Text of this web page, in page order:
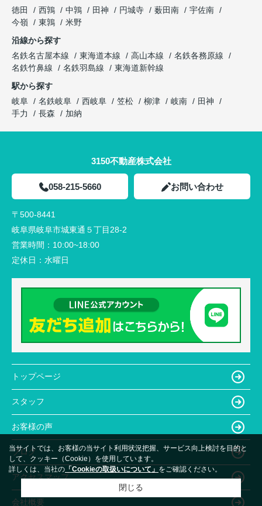
徳田
西鶉 中鶉 田神 円城寺 薮田南
宇佐南
今嶺
東鶉
米野
沿線から探す
名鉄名古屋本線
東海道本線 高山本線
名鉄各務原線
名鉄竹鼻線
名鉄羽島線
東海道新幹線
駅から探す
岐阜
名鉄岐阜 西岐阜 笠松 柳津 岐南
田神
手力
長森 加納
3150不動産株式会社
058-215-5660 お問い合わせ
〒500-8441
岐阜県岐阜市城東通５丁目28-2
営業時間： 10:00~18:00
定休日： 水曜日
トップページ
スタッフ
お客様の声
ブログ
アクセスマップ
会社概要
当サイトでは、お客様の当サイト利用状況把握、サービス向上検討を目的と
して、クッキー（Cookie）を使用しています。
詳しくは、当社の 「Cookieの取扱いについて」 をご確認ください。
閉じる